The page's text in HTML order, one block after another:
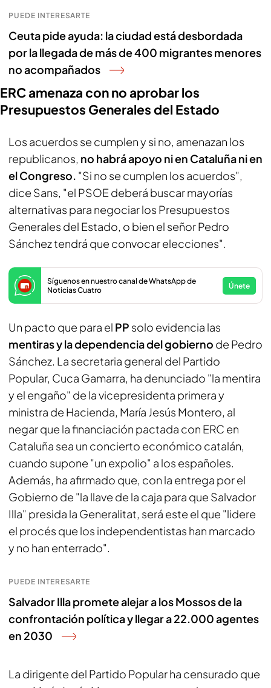
PUEDE INTERESARTE
Ceuta pide ayuda: la ciudad está desbordada
por la llegada de más de 400 migrantes menores
no acompañados
ERC amenaza con no aprobar los
Presupuestos Generales del Estado
Los acuerdos se cumplen y si no, amenazan los
republicanos, no habrá apoyo ni en Cataluña ni en
el Congreso. "Si no se cumplen los acuerdos",
dice Sans, "el PSOE deberá buscar mayorías
alternativas para negociar los Presupuestos
Generales del Estado, o bien el señor Pedro
Sánchez tendrá que convocar elecciones".
Síguenos en nuestro canal de WhatsApp de
Noticias Cuatro
Únete
Un pacto que para el PP solo evidencia las
mentiras y la dependencia del gobierno de Pedro
Sánchez. La secretaria general del Partido
Popular, Cuca Gamarra, ha denunciado "la mentira
y el engaño" de la vicepresidenta primera y
ministra de Hacienda, María Jesús Montero, al
negar que la financiación pactada con ERC en
Cataluña sea un concierto económico catalán,
cuando supone "un expolio" a los españoles.
Además, ha afirmado que, con la entrega por el
Gobierno de "la llave de la caja para que Salvador
Illa" presida la Generalitat, será este el que "lidere
el procés que los independentistas han marcado
y no han enterrado".
PUEDE INTERESARTE
Salvador Illa promete alejar a los Mossos de la
confrontación política y llegar a 22.000 agentes
en 2030
La dirigente del Partido Popular ha censurado que